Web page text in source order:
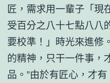
匠，需求用一輩子「現
受百分之八十七點八八
要校準！」時光來進修
的精神，只干一件事，
品。”由於有匠心，才